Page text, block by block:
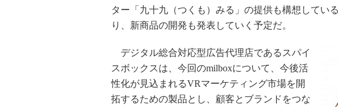
ター「九十九（つくも）みる」の提供も構想してい
り、新商品の開発も発表していく予定だ。
デジタル総合対応型広告代理店であるスパイ
スボックスは、今回のmilboxについて、今後活
性化が見込まれるVRマーケティング市場を開
拓するための製品とし、顧客とブランドをつな